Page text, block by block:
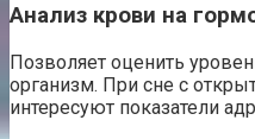
Анализ крови на
Позволяет оценить
организм. При сне с
интересуют показатели